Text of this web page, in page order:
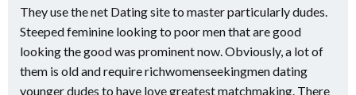
They use the net Dating site to master particularly dudes.
Steeped feminine looking to poor men that are good
looking the good was prominent now. Obviously, a lot of
them is old and require richwomenseekingmen dating
younger dudes to have love greatest matchmaking. There